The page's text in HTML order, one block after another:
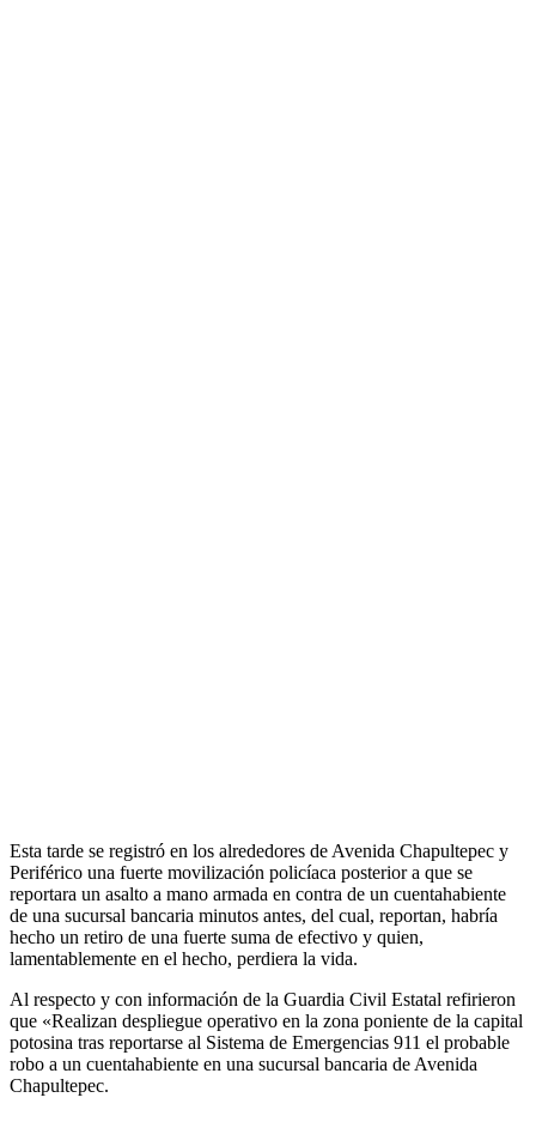
Esta tarde se registró en los alrededores de Avenida Chapultepec y
Periférico una fuerte movilización policíaca posterior a que se
reportara un asalto a mano armada en contra de un cuentahabiente
de una sucursal bancaria minutos antes, del cual, reportan, habría
hecho un retiro de una fuerte suma de efectivo y quien,
lamentablemente en el hecho, perdiera la vida.
Al respecto y con información de la Guardia Civil Estatal refirieron
que «Realizan despliegue operativo en la zona poniente de la capital
potosina tras reportarse al Sistema de Emergencias 911 el probable
robo a un cuentahabiente en una sucursal bancaria de Avenida
Chapultepec.